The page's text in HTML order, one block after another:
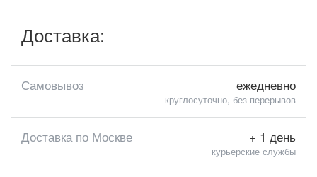
Доставка:
Самовывоз ежедневно
круглосуточно, без перерывов
Доставка по Москве + 1 день
курьерские службы